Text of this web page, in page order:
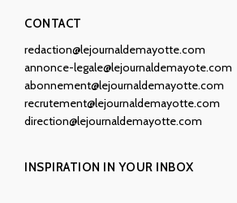
CONTACT
redaction@lejournaldemayotte.com
annonce-legale@lejournaldemayote.com
abonnement@lejournaldemayotte.com
recrutement@lejournaldemayotte.com
direction@lejournaldemayotte.com
INSPIRATION IN YOUR INBOX